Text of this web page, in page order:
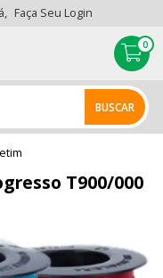
Faça Seu Login
BUSCAR
0
T900/000